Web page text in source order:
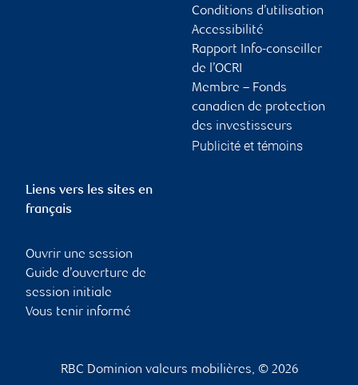
Conditions d’utilisation
Accessibilité
Rapport Info-conseiller
de l’OCRI
Membre – Fonds
canadien de protection
des investisseurs
Publicité et témoins
Liens vers les sites en
français
Ouvrir une session
Guide d’ouverture de
session initiale
Vous tenir informé
RBC Dominion valeurs mobilières, © 2026